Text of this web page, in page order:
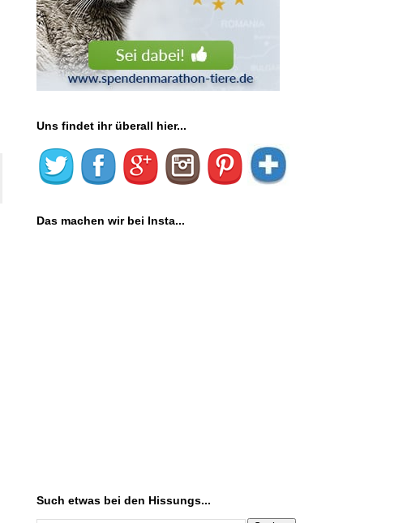
Uns findet ihr überall hier...
Das machen wir bei Insta...
Such etwas bei den Hissungs...